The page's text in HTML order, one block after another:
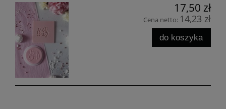
17,50 zł
Cena netto: 14,23 zł
do koszyka